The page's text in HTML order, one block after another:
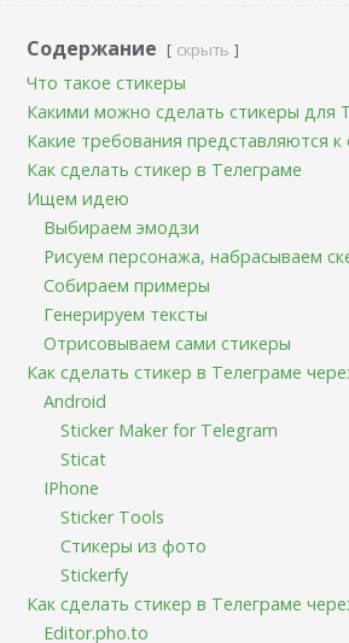
Содержание скрыть
Что такое стикеры
Какими можно сделать стикеры для
Какие требования представляются к
Как сделать стикер в Телеграме
Ищем идею
Выбираем эмодзи
Рисуем персонажа, набрасываем
Собираем примеры
Генерируем тексты
Отрисовываем сами стикеры
Как сделать стикер в Телеграме
Android
Sticker Maker for Telegram
Sticat
IPhone
Sticker Tools
Стикеры из фото
Stickerfy
Как сделать стикер в Телеграме
Editor.pho.to